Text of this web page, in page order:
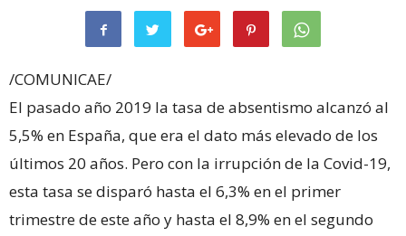
/COMUNICAE/
El pasado año 2019 la tasa de absentismo alcanzó al
5,5% en España, que era el dato más elevado de los
últimos 20 años. Pero con la irrupción de la Covid-19,
esta tasa se disparó hasta el 6,3% en el primer
trimestre de este año y hasta el 8,9% en el segundo